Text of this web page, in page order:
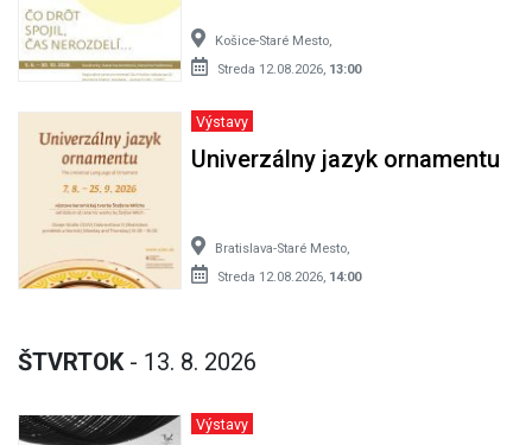
Košice-Staré Mesto,
Streda 12.08.2026, 13:00
Výstavy
Univerzálny jazyk ornamentu
Bratislava-Staré Mesto,
Streda 12.08.2026, 14:00
ŠTVRTOK - 13. 8. 2026
Výstavy